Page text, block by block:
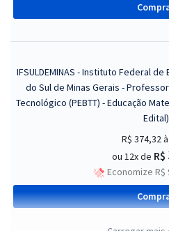
IFSULDEMINAS - Instituto Federal
do Sul de Minas Gerais -
Tecnológico (PEBTT) - Educação
Edital)
R$ 374,32à
ou 12x de R$
Economize R$